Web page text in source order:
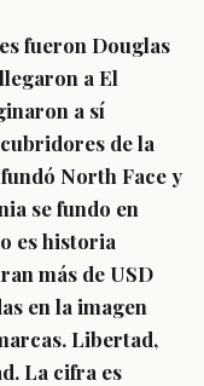
fueron Douglas
a El
a sí
de la
North Face y
se fundo en
es historia
más de USD
en la imagen
Libertad,
La cifra es